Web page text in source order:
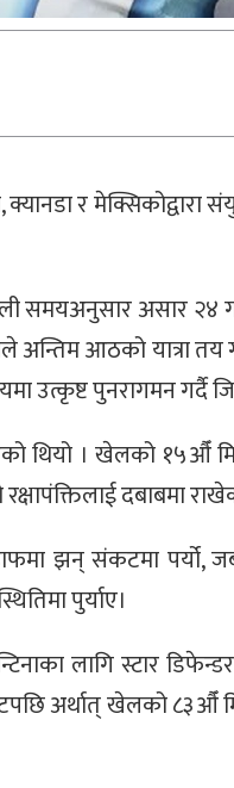
र
समयअनुसार असार २४
अन्तिम आठको यात्रा
उत्कृष्ट पुनरागमन गर्दै
थियो । खेलको १५औँ
दबाबमा
झन् संकटमा
पुर्याए।
लागि स्टार
अर्थात् खेलको ८३औँ